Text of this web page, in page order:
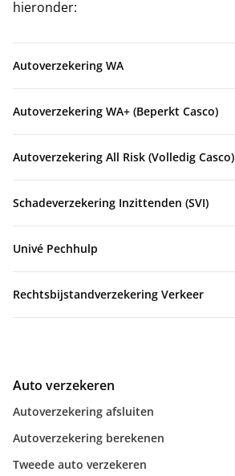
hieronder:
Autoverzekering WA
Autoverzekering WA+ (Beperkt Casco)
Autoverzekering All Risk (Volledig Casco)
Schadeverzekering Inzittenden (SVI)
Univé Pechhulp
Rechtsbijstandverzekering Verkeer
Auto verzekeren
Autoverzekering afsluiten
Autoverzekering berekenen
Tweede auto verzekeren